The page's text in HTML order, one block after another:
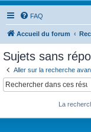
FAQ
Accueil du forum
Sujets sans
Aller sur la recherche
La